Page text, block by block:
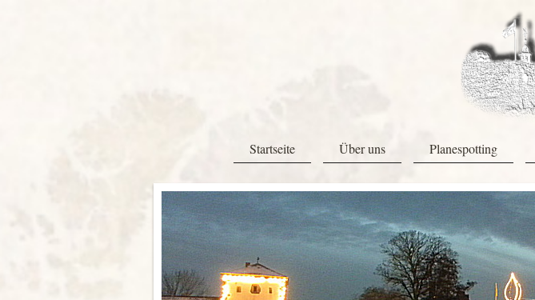
Startseite Über uns Planespotting